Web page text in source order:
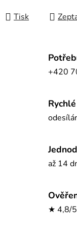
Tisk
+420
až 14
★ 4,8/